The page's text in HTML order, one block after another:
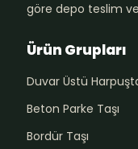
göre depo teslim
Ürün Grupları
Duvar Üstü
Beton Parke Taşı
Bordür Taşı